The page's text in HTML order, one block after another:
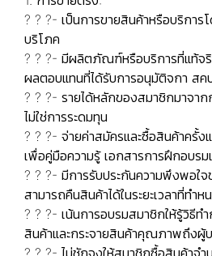
? ? ?- เป็นการขายสินค้าหรือบริกา
บริโภค
? ? ?- มีผลิตภัณฑ์หรือบริการที่แท้จริ
ผลตอบแทนที่ได้รับการอนุมัติจกา สค
? ? ?- รายได้หลักของสมาชิกมาจาก
ไม่ใช่การระดมทุน
? ? ?- จ่ายค่าสมัครและซื้อสินค้าครั้ง
เพื่อคู่มือความรู้ เอกสารการฝึกอบรม
? ? ?- มีการรับประกันความพึงพอใ
สามารถคืนสินค้าได้ในระยะเวลาที่ทำห
? ? ?- เน้นการอบรมสมาชิกให้รู้วิธี
สินค้าและกระจายสินค้าคุณภาพถึงผู้
? ? ?- ไม่ชักจูงให้สมาชิกซื้อสินค้าจ